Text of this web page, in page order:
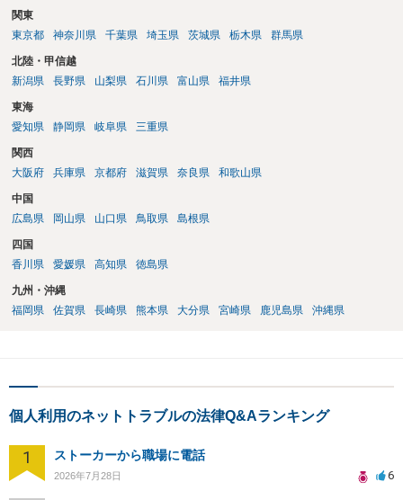
関東
東京都
神奈川県 千葉県 埼玉県 茨城県 栃木県 群馬県
北陸・甲信越
新潟県
長野県 山梨県 石川県 富山県 福井県
東海
愛知県
静岡県 岐阜県 三重県
関西
大阪府
兵庫県 京都府 滋賀県 奈良県 和歌山県
中国
広島県
岡山県 山口県 鳥取県 島根県
四国
香川県
愛媛県 高知県 徳島県
九州・沖縄
福岡県
佐賀県 長崎県 熊本県 大分県 宮崎県 鹿児島県 沖縄県
個人利用のネットトラブルの法律Q&Aランキング
1 ストーカーから職場に電話
2026年7月28日 6